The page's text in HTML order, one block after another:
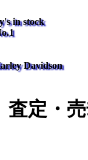
in stock
Davidson
定・